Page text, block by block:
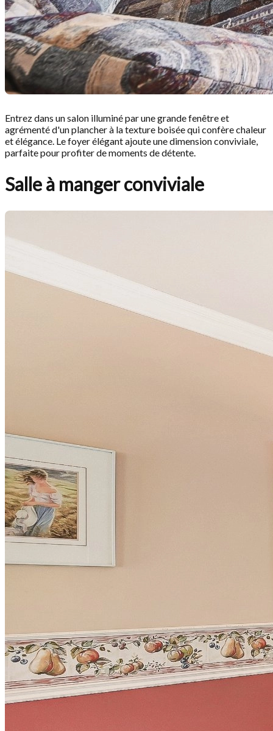
Entrez dans un salon illuminé par une grande fenêtre et
agrémenté d'un plancher à la texture boisée qui confère chaleur
et élégance. Le foyer élégant ajoute une dimension conviviale,
parfaite pour profiter de moments de détente.
Salle à manger conviviale